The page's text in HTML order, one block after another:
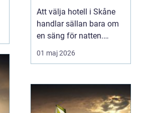
Att välja hotell i Skåne
handlar sällan bara om
en säng för natten.
Läget, känslan, servicen
och vad du vill göra
minst lika stor roll.
Regionen är stor och
varierad, från Österlens
01 maj 2026